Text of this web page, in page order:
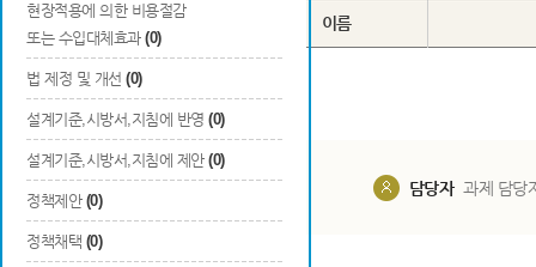
현장적용에 의한 비용절감
또는 수입대체효과 (0)
법 제정 및 개선 (0)
설계기준,시방서,지침에 반영 (0)
설계기준,시방서,지침에 제안 (0)
정책제안 (0)
정책채택 (0)
번호 구분 이름
담당자 과제 담당